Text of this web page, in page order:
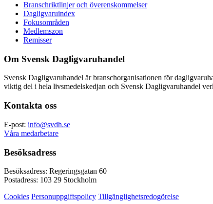
Branschriktlinjer och överenskommelser
Dagligvaruindex
Fokusområden
Medlemszon
Remisser
Om Svensk Dagligvaruhandel
Svensk Dagligvaruhandel är branschorganisationen för
viktig del i hela livsmedelskedjan och Svensk Dagligvaruhandel
Kontakta oss
E-post: info@svdh.se
Våra medarbetare
Besöksadress
Besöksadress: Regeringsgatan 60
Postadress: 103 29 Stockholm
Cookies Personuppgiftspolicy Tillgänglighetsredogörelse